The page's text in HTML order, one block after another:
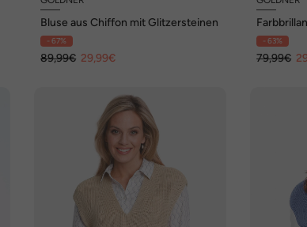
Bluse aus Chiffon mit Glitzersteinen
- 67%
89,99€ 29,99€
- 63%
79,99€